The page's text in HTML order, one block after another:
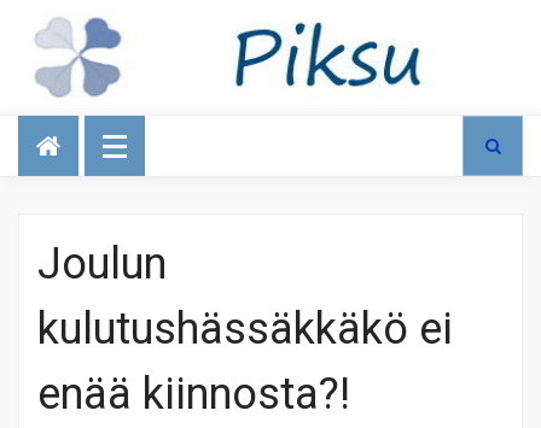
Talous
Joulun
kulutushässäkkäkö ei
enää kiinnosta?!